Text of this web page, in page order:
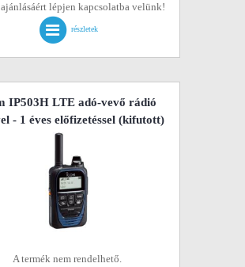
lépjen kapcsolatba velünk!
részletek
IP503H LTE adó-vevő rádió
- 1 éves előfizetéssel(kifutott)
A termék nem rendelhető.